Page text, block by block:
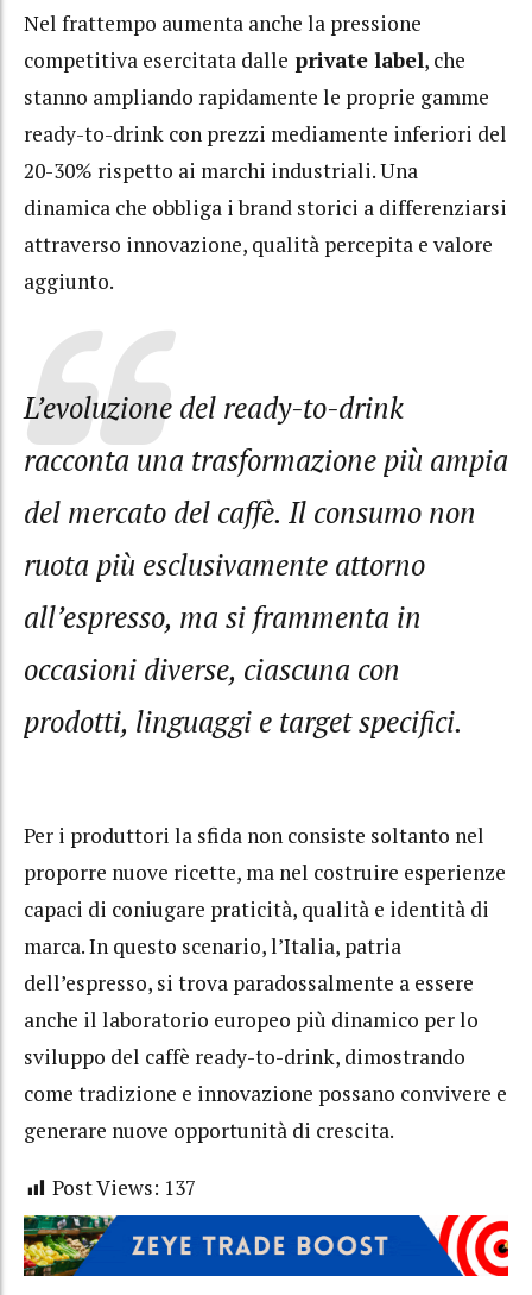
Nel frattempo aumenta anche la pressione
competitiva esercitata dalle private label, che
stanno ampliando rapidamente le proprie gamme
ready-to-drink con prezzi mediamente inferiori del
20-30% rispetto ai marchi industriali. Una
dinamica che obbliga i brand storici a differenziarsi
attraverso innovazione, qualità percepita e valore
aggiunto.
L’evoluzione del ready-to-drink
racconta una trasformazione più ampia
del mercato del caffè. Il consumo non
ruota più esclusivamente attorno
all’espresso, ma si frammenta in
occasioni diverse, ciascuna con
prodotti, linguaggi e target specifici.
Per i produttori la sfida non consiste soltanto nel
proporre nuove ricette, ma nel costruire esperienze
capaci di coniugare praticità, qualità e identità di
marca. In questo scenario, l’Italia, patria
dell’espresso, si trova paradossalmente a essere
anche il laboratorio europeo più dinamico per lo
sviluppo del caffè ready-to-drink, dimostrando
come tradizione e innovazione possano convivere e
generare nuove opportunità di crescita.
Post Views: 137